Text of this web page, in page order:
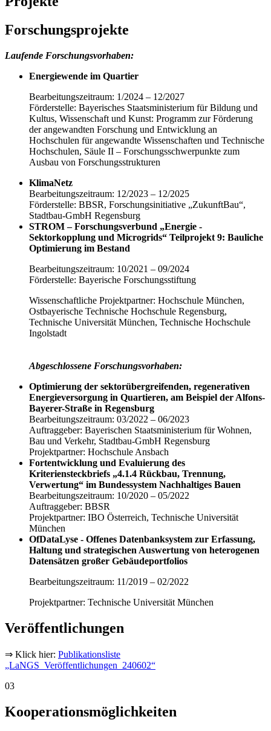
Forschungsprojekte
Laufende Forschungsvorhaben:
Energiewende im Quartier
Bearbeitungszeitraum: 1/2024 – 12/2027
Förderstelle: Bayerisches Staatsministerium für Bildung und
Kultus, Wissenschaft und Kunst: Programm zur Förderung
der angewandten Forschung und Entwicklung an
Hochschulen für angewandte Wissenschaften und Technische
Hochschulen, Säule II – Forschungsschwerpunkte zum
Ausbau von Forschungsstrukturen
KlimaNetz
Bearbeitungszeitraum: 12/2023 – 12/2025
Förderstelle: BBSR, Forschungsinitiative „ZukunftBau“,
Stadtbau-GmbH Regensburg
STROM – Forschungsverbund „Energie -
Sektorkopplung und Microgrids“ Teilprojekt 9: Bauliche
Optimierung im Bestand
Bearbeitungszeitraum: 10/2021 – 09/2024
Förderstelle: Bayerische Forschungsstiftung
Wissenschaftliche Projektpartner: Hochschule München,
Ostbayerische Technische Hochschule Regensburg,
Technische Universität München, Technische Hochschule
Ingolstadt
Abgeschlossene Forschungsvorhaben:
Optimierung der sektorübergreifenden, regenerativen
Energieversorgung in Quartieren, am Beispiel der Alfons-
Bayerer-Straße in Regensburg
Bearbeitungszeitraum: 03/2022 – 06/2023
Auftraggeber: Bayerischen Staatsministerium für Wohnen,
Bau und Verkehr, Stadtbau-GmbH Regensburg
Projektpartner: Hochschule Ansbach
Fortentwicklung und Evaluierung des
Kriteriensteckbriefs „4.1.4 Rückbau, Trennung,
Verwertung“ im Bundessystem Nachhaltiges Bauen
Bearbeitungszeitraum: 10/2020 – 05/2022
Auftraggeber: BBSR
Projektpartner: IBO Österreich, Technische Universität
München
OfDataLyse - Offenes Datenbanksystem zur Erfassung,
Haltung und strategischen Auswertung von heterogenen
Datensätzen großer Gebäudeportfolios
Bearbeitungszeitraum: 11/2019 – 02/2022
Projektpartner: Technische Universität München
Veröffentlichungen
⇒ Klick hier: Publikationsliste
„LaNGS_Veröffentlichungen_240602“
03
Kooperationsmöglichkeiten